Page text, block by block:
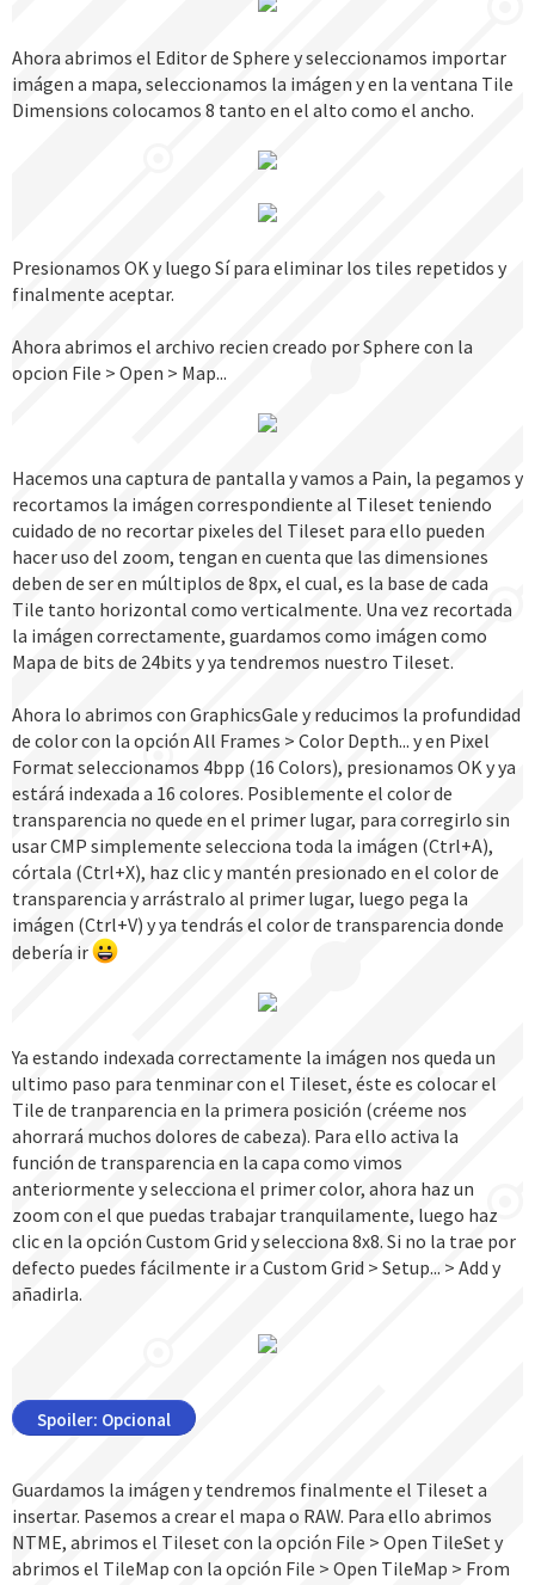
Ahora abrimos el Editor de Sphere y seleccionamos importar
imágen a mapa, seleccionamos la imágen y en la ventana Tile
Dimensions colocamos 8 tanto en el alto como el ancho.
Presionamos OK y luego Sí para eliminar los tiles repetidos y
finalmente aceptar.
Ahora abrimos el archivo recien creado por Sphere con la
opcion File > Open > Map...
Hacemos una captura de pantalla y vamos a Pain, la pegamos y
recortamos la imágen correspondiente al Tileset teniendo
cuidado de no recortar pixeles del Tileset para ello pueden
hacer uso del zoom, tengan en cuenta que las dimensiones
deben de ser en múltiplos de 8px, el cual, es la base de cada
Tile tanto horizontal como verticalmente. Una vez recortada
la imágen correctamente, guardamos como imágen como
Mapa de bits de 24bits y ya tendremos nuestro Tileset.
Ahora lo abrimos con GraphicsGale y reducimos la profundidad
de color con la opción All Frames > Color Depth... y en Pixel
Format seleccionamos 4bpp (16 Colors), presionamos OK y ya
estárá indexada a 16 colores. Posiblemente el color de
transparencia no quede en el primer lugar, para corregirlo sin
usar CMP simplemente selecciona toda la imágen (Ctrl+A),
córtala (Ctrl+X), haz clic y mantén presionado en el color de
transparencia y arrástralo al primer lugar, luego pega la
imágen (Ctrl+V) y ya tendrás el color de transparencia donde
debería ir
Ya estando indexada correctamente la imágen nos queda un
ultimo paso para tenminar con el Tileset, éste es colocar el
Tile de tranparencia en la primera posición (créeme nos
ahorrará muchos dolores de cabeza). Para ello activa la
función de transparencia en la capa como vimos
anteriormente y selecciona el primer color, ahora haz un
zoom con el que puedas trabajar tranquilamente, luego haz
clic en la opción Custom Grid y selecciona 8x8. Si no la trae por
defecto puedes fácilmente ir a Custom Grid > Setup... > Add y
añadirla.
Spoiler: Opcional
Guardamos la imágen y tendremos finalmente el Tileset a
insertar. Pasemos a crear el mapa o RAW. Para ello abrimos
NTME, abrimos el Tileset con la opción File > Open TileSet y
abrimos el TileMap con la opción File > Open TileMap > From